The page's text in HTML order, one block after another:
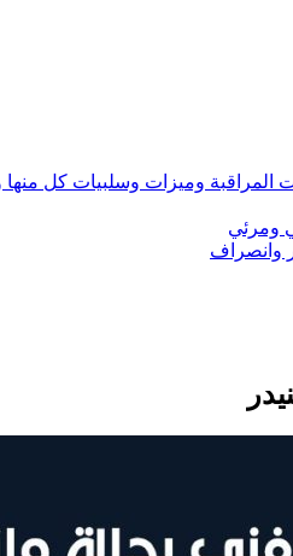
المراقبة وميزات وسلبيات كل
ومرئي
وانصراف